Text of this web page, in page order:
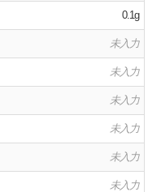
0.1g
未入力
未入力
未入力
未入力
未入力
未入力